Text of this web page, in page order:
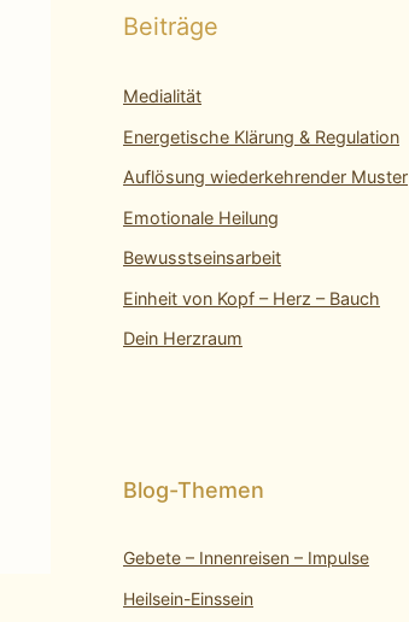
Beiträge
Medialität
Energetische Klärung & Regulation
Auflösung wiederkehrender Muster
Emotionale Heilung
Bewusstseinsarbeit
Einheit von Kopf – Herz – Bauch
Dein Herzraum
Gebete – Innenreisen – Impulse
Heilsein-Einssein